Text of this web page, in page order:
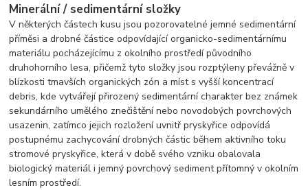
Minerální / sedimentární složky
V některých částech kusu jsou pozorovatelné jemné sedimentární
příměsi a drobné částice odpovídající organicko-sedimentárnímu
materiálu pocházejícímu z okolního prostředí původního
druhohorního lesa, přičemž tyto složky jsou rozptýleny převážně v
blízkosti tmavších organických zón a míst s vyšší koncentrací
debris, kde vytvářejí přirozený sedimentární charakter bez známek
sekundárního umělého znečištění nebo novodobých povrchových
usazenin, zatímco jejich rozložení uvnitř pryskyřice odpovídá
postupnému zachycování drobných částic během aktivního toku
stromové pryskyřice, která v době svého vzniku obalovala
biologický materiál i jemný povrchový sediment přítomný v okolním
lesním prostředí.